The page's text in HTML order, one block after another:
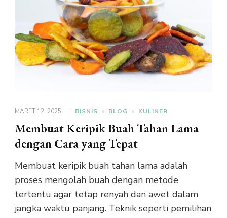
MARET 12, 2025 BISNIS BLOG KULINER
Membuat Keripik Buah Tahan Lama
dengan Cara yang Tepat
Membuat keripik buah tahan lama adalah
proses mengolah buah dengan metode
tertentu agar tetap renyah dan awet dalam
jangka waktu panjang. Teknik seperti pemilihan